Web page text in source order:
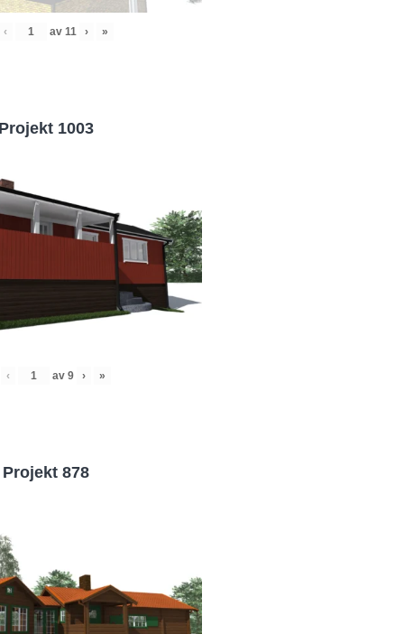
‹ av 11 › »
1003
‹ av 9 › »
Projekt 878